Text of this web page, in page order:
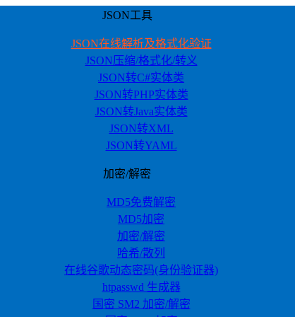
JSON工具
JSON在线解析及格式化验证
JSON压缩/格式化/转义
JSON转C#实体类
JSON转PHP实体类
JSON转Java实体类
JSON转XML
JSON转YAML
加密/解密
MD5免费解密
MD5加密
加密/解密
哈希/散列
在线谷歌动态密码(身份验证器)
htpasswd 生成器
国密 SM2 加密/解密